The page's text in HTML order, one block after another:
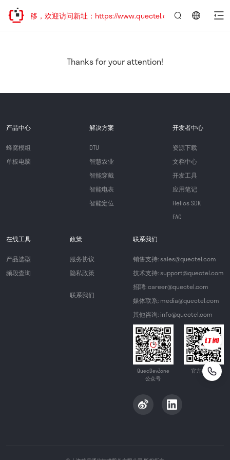
址已迁移，欢迎访问新址：https://www.quectel.com.cn
Thanks for your attention!
产品中心
蜂窝模组
单板电脑
解决方案
DTU
智慧农业
智能穿戴
智能电表
智能定位
开发者中心
资源下载
文档中心
开发工具
应用笔记
Helios SDK
FAQ
在线工具
产品选型
频段查询
政策
服务协议
隐私政策
联系我们
联系我们
销售支持: sales@quectel.com
技术支持: support@quectel.com
招聘: career@quectel.com
媒体联系: media@quectel.com
其他咨询: info@quectel.com
QuecDevZone
公众号
官方公众号